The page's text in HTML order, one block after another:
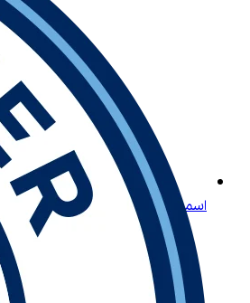
اسمح لنا بتقديم لعبة لايتنينغ روليت